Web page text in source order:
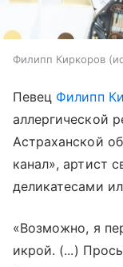
Филипп Киркоров
Певец Филипп
аллергической
Астраханской
канал», артист
деликатесами
«Возможно, я
икрой. (...)